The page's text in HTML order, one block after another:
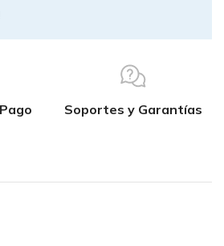
Soportes y Garantías